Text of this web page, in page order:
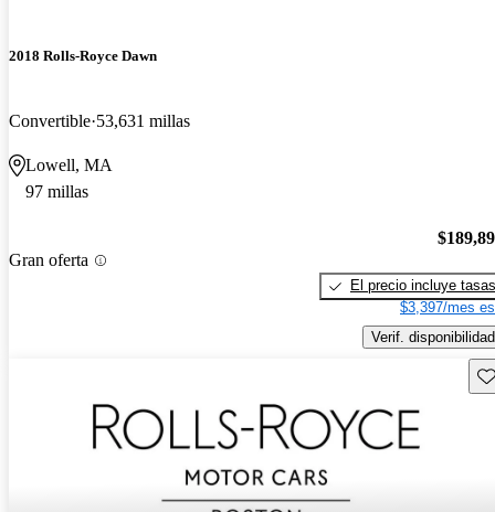
2018 Rolls-Royce Dawn
Convertible 53,631 millas
Lowell, MA
97 millas
Gran oferta
El precio incluye tasas
$3,397/mes
Verif. disponibilidad